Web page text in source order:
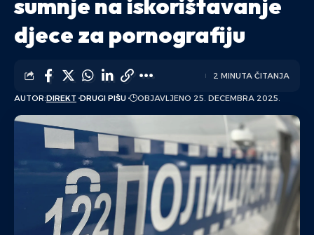
djece za pornografiju
AUTOR:DIREKT DRUGI PIŠU OBJAVLJENO 25. DECEMBRA 2025.
2 MINUTA ČITANJA